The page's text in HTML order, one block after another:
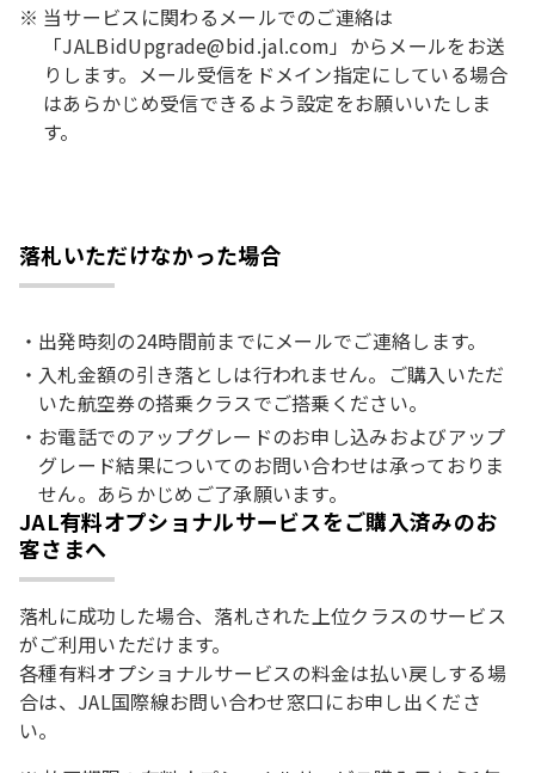
当サービスに関わるメールでのご連絡は
「JALBidUpgrade@bid.jal.com」からメールをお送
りします。メール受信をドメイン指定にしている場合
はあらかじめ受信できるよう設定をお願いいたしま
す。
落札いただけなかった場合
出発時刻の24時間前までにメールでご連絡します。
入札金額の引き落としは行われません。ご購入いただ
いた航空券の搭乗クラスでご搭乗ください。
お電話でのアップグレードのお申し込みおよびアップ
グレード結果についてのお問い合わせは承っておりま
せん。あらかじめご了承願います。
JAL有料オプショナルサービスをご購入済みのお
客さまへ
落札に成功した場合、落札された上位クラスのサービス
がご利用いただけます。
各種有料オプショナルサービスの料金は払い戻しする場
合は、JAL国際線お問い合わせ窓口にお申し出くださ
い。